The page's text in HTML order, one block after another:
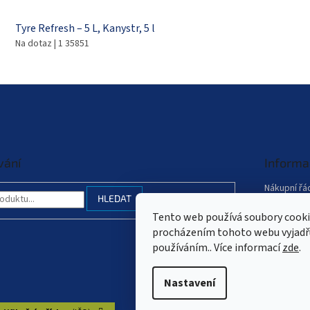
Tento web používá soubory
procházením tohoto webu
používáním.. Více informacízde.
Nastavení
Tyre Refresh – 5 L, Kanystr, 5 l
Na dotaz | 1 35851
HLEDAT
Nákupní
Podmínky
údajů
Mapa